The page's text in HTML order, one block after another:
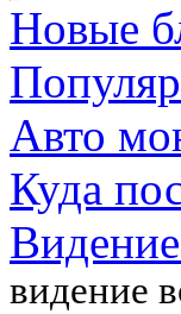
Новые
Авто
Куда
видение